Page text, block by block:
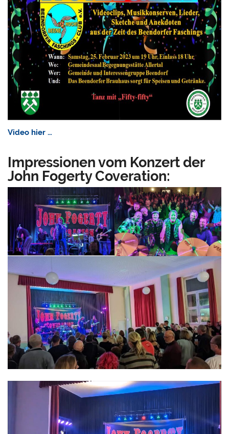
Video hier …
Impressionen vom Konzert der
John Fogerty Coveration: